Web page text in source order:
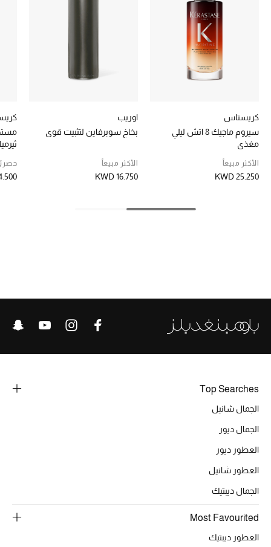
تشكيلة الأعراس
حقائب وأحذية متطابقة
هدايا للنساء
جميع الملابس النسائية
جميع الأحذية النسائية
جميع الحقائب النسائية
جميع الإكسسورات النسائية
دليل ملتزمات الحقائب
حقائب رجالية
حقائب الأطفال
أبرز المصممين
أبرز الحقائب
كريستاس
سيروم ماجيك 8 اتش ليلي
مغذي
الأكثر مبيعاً
KWD 25.250
اوريب
بخاخ سوبرفاين لتثبيت قوي
الأكثر مبيعاً
KWD 16.750
Top Searches
الجمال شانيل
الجمال ديور
العطور ديور
العطور شانيل
الجمال ديبتيك
Most Favourited
العطور ديبتيك